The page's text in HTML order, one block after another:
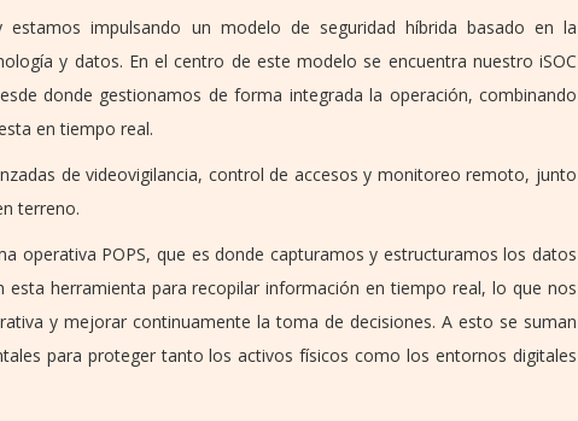
estamos impulsando un modelo de seguridad híbrida basado en la
y datos. En el centro de este modelo se encuentra nuestro iSOC
donde gestionamos de forma integrada la operación, combinando
en tiempo real.
de videovigilancia, control de accesos y monitoreo remoto, junto
terreno.
operativa POPS, que es donde capturamos y estructuramos los datos
esta herramienta para recopilar información en tiempo real, lo que nos
y mejorar continuamente la toma de decisiones. A esto se suman
para proteger tanto los activos físicos como los entornos digitales